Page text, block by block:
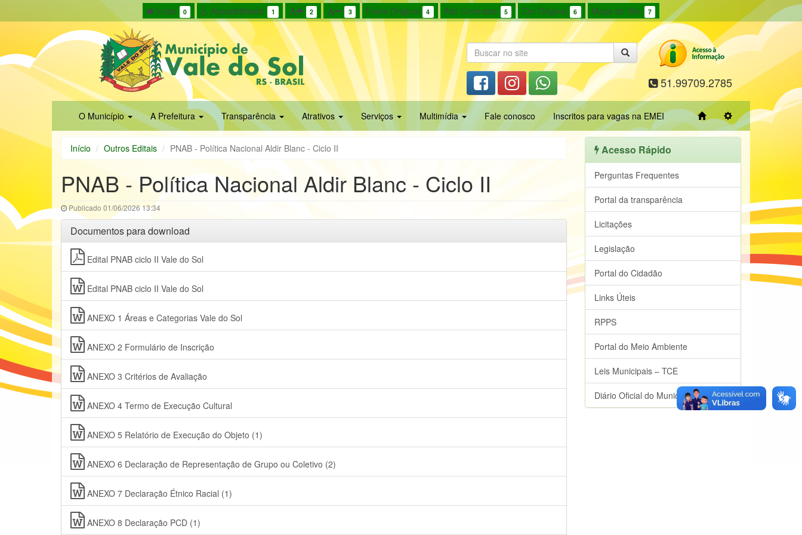
Início 0 Acessibilidade 1 2 3 Fonte Original 4 Alto Contraste 5 Cor Original 6 Mapa do Site 7
51.99709.2785
O Município A Prefeitura Transparência Atrativos Serviços Multimídia Fale conosco Inscritos para vagas na EMEI
Início Outros Editais PNAB - Política Nacional Aldir Blanc - Ciclo II
PNAB - Política Nacional Aldir Blanc - Ciclo II
Publicado 01/06/2026 13:34
Documentos para download
Edital PNAB ciclo II Vale do Sol
Edital PNAB ciclo II Vale do Sol
ANEXO 1 Áreas e Categorias Vale do Sol
ANEXO 2 Formulário de Inscrição
ANEXO 3 Critérios de Avaliação
ANEXO 4 Termo de Execução Cultural
ANEXO 5 Relatório de Execução do Objeto (1)
ANEXO 6 Declaração de Representação de Grupo ou Coletivo (2)
ANEXO 7 Declaração Étnico Racial (1)
ANEXO 8 Declaração PCD (1)
Acesso Rápido
Perguntas Frequentes
Portal da transparência
Licitações
Legislação
Portal do Cidadão
Links Úteis
RPPS
Portal do Meio Ambiente
Leis Municipais – TCE
Diário Oficial do Município